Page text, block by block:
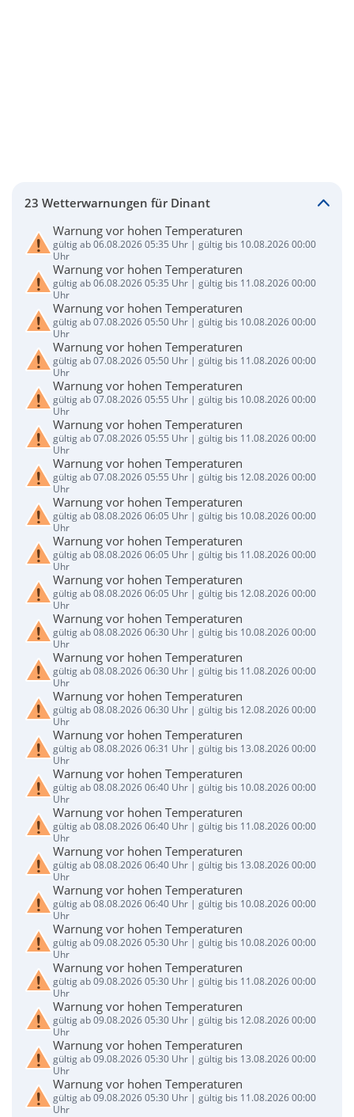
23 Wetterwarnungen für Dinant
Warnung vor hohen Temperaturen
gültig ab 06.08.2026 05:35 Uhr | gültig bis 10.08.2026 00:00
Uhr
Warnung vor hohen Temperaturen
gültig ab 06.08.2026 05:35 Uhr | gültig bis 11.08.2026 00:00
Uhr
Warnung vor hohen Temperaturen
gültig ab 07.08.2026 05:50 Uhr | gültig bis 10.08.2026 00:00
Uhr
Warnung vor hohen Temperaturen
gültig ab 07.08.2026 05:50 Uhr | gültig bis 11.08.2026 00:00
Uhr
Warnung vor hohen Temperaturen
gültig ab 07.08.2026 05:55 Uhr | gültig bis 10.08.2026 00:00
Uhr
Warnung vor hohen Temperaturen
gültig ab 07.08.2026 05:55 Uhr | gültig bis 11.08.2026 00:00
Uhr
Warnung vor hohen Temperaturen
gültig ab 07.08.2026 05:55 Uhr | gültig bis 12.08.2026 00:00
Uhr
Warnung vor hohen Temperaturen
gültig ab 08.08.2026 06:05 Uhr | gültig bis 10.08.2026 00:00
Uhr
Warnung vor hohen Temperaturen
gültig ab 08.08.2026 06:05 Uhr | gültig bis 11.08.2026 00:00
Uhr
Warnung vor hohen Temperaturen
gültig ab 08.08.2026 06:05 Uhr | gültig bis 12.08.2026 00:00
Uhr
Warnung vor hohen Temperaturen
gültig ab 08.08.2026 06:30 Uhr | gültig bis 10.08.2026 00:00
Uhr
Warnung vor hohen Temperaturen
gültig ab 08.08.2026 06:30 Uhr | gültig bis 11.08.2026 00:00
Uhr
Warnung vor hohen Temperaturen
gültig ab 08.08.2026 06:30 Uhr | gültig bis 12.08.2026 00:00
Uhr
Warnung vor hohen Temperaturen
gültig ab 08.08.2026 06:31 Uhr | gültig bis 13.08.2026 00:00
Uhr
Warnung vor hohen Temperaturen
gültig ab 08.08.2026 06:40 Uhr | gültig bis 10.08.2026 00:00
Uhr
Warnung vor hohen Temperaturen
gültig ab 08.08.2026 06:40 Uhr | gültig bis 11.08.2026 00:00
Uhr
Warnung vor hohen Temperaturen
gültig ab 08.08.2026 06:40 Uhr | gültig bis 13.08.2026 00:00
Uhr
Warnung vor hohen Temperaturen
gültig ab 08.08.2026 06:40 Uhr | gültig bis 10.08.2026 00:00
Uhr
Warnung vor hohen Temperaturen
gültig ab 09.08.2026 05:30 Uhr | gültig bis 10.08.2026 00:00
Uhr
Warnung vor hohen Temperaturen
gültig ab 09.08.2026 05:30 Uhr | gültig bis 11.08.2026 00:00
Uhr
Warnung vor hohen Temperaturen
gültig ab 09.08.2026 05:30 Uhr | gültig bis 12.08.2026 00:00
Uhr
Warnung vor hohen Temperaturen
gültig ab 09.08.2026 05:30 Uhr | gültig bis 13.08.2026 00:00
Uhr
Warnung vor hohen Temperaturen
gültig ab 09.08.2026 05:30 Uhr | gültig bis 11.08.2026 00:00
Uhr